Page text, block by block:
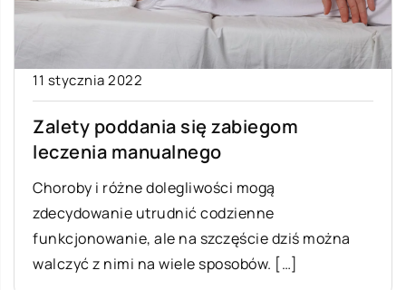
11 stycznia 2022
Zalety poddania się zabiegom
leczenia manualnego
Choroby i różne dolegliwości mogą
zdecydowanie utrudnić codzienne
funkcjonowanie, ale na szczęście dziś można
walczyć z nimi na wiele sposobów. […]